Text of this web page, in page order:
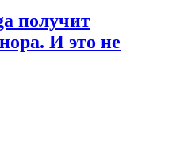
получит
И это не